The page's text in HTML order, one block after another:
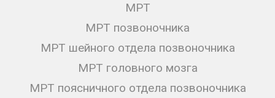
МРТ
МРТ позвоночника
МРТ шейного отдела позвоночника
МРТ головного мозга
МРТ поясничного отдела позвоночника